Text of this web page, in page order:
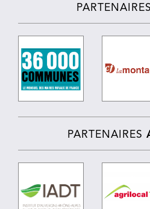
PARTENAIRES
PARTENAIRES